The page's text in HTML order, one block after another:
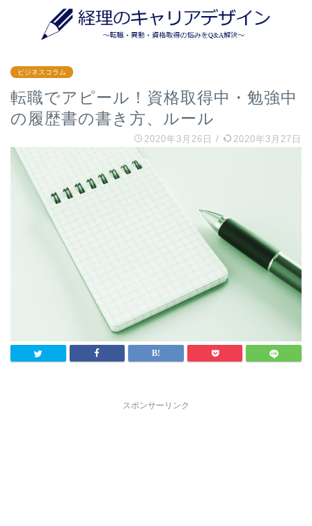
ビジネスコラム
転職でアピール！資格取得中・勉強中
の履歴書の書き方、ルール
2020年3月26日 / 2020年3月27日
スポンサーリンク